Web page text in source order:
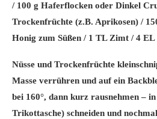
/ 100 g Haferflocken oder Dinkel
Trockenfrüchte (z.B. Aprikosen) /
Honig zum Süßen / 1 TL Zimt / 4 EL
Nüsse und Trockenfrüchte
Masse verrühren und auf ein
bei 160°, dann kurz rausnehmen –
Trikottasche) schneiden und